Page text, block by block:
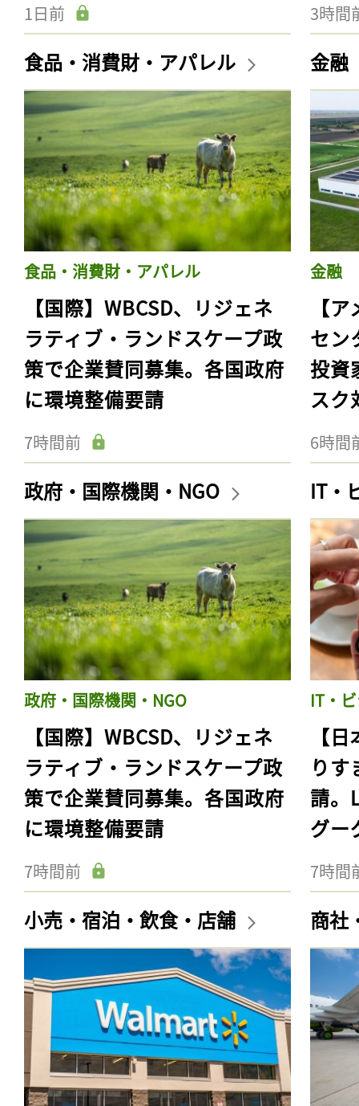
1日前 3時間
食品・消費財・アパレル
食品・消費財・アパレル
【国際】WBCSD、リジェネ
ラティブ・ランドスケープ政
策で企業賛同募集。各国政府
に環境整備要請
7時間前
金融
金融
【
セン
投資
スク
6時間
政府・国際機関・NGO
政府・国際機関・NGO
【国際】WBCSD、リジェネ
ラティブ・ランドスケープ政
策で企業賛同募集。各国政府
に環境整備要請
7時間前
IT・
IT・
【
り
請。
グー
7時間
小売・宿泊・飲食・店舗 商社